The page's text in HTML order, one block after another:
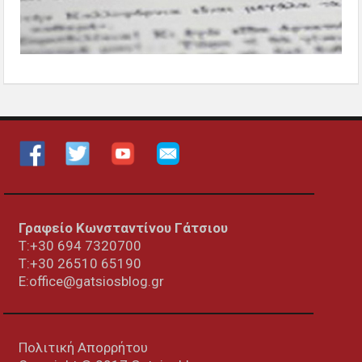
Γραφείο Κωνσταντίνου Γάτσιου
Τ:+30 694 7320700
T:+30 26510 65190
E:office@gatsiosblog.gr
Πολιτική Απορρήτου